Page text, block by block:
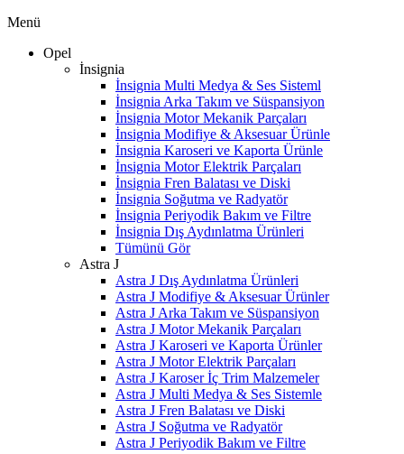
Menü
Opel
İnsignia
İnsignia Multi Medya & Ses Sisteml
İnsignia Arka Takım ve Süspansiyon
İnsignia Motor Mekanik Parçaları
İnsignia Modifiye & Aksesuar Ürünle
İnsignia Karoseri ve Kaporta Ürünle
İnsignia Motor Elektrik Parçaları
İnsignia Fren Balatası ve Diski
İnsignia Soğutma ve Radyatör
İnsignia Periyodik Bakım ve Filtre
İnsignia Dış Aydınlatma Ürünleri
Tümünü Gör
Astra J
Astra J Dış Aydınlatma Ürünleri
Astra J Modifiye & Aksesuar Ürünler
Astra J Arka Takım ve Süspansiyon
Astra J Motor Mekanik Parçaları
Astra J Karoseri ve Kaporta Ürünler
Astra J Motor Elektrik Parçaları
Astra J Karoser İç Trim Malzemeler
Astra J Multi Medya & Ses Sistemle
Astra J Fren Balatası ve Diski
Astra J Soğutma ve Radyatör
Astra J Periyodik Bakım ve Filtre